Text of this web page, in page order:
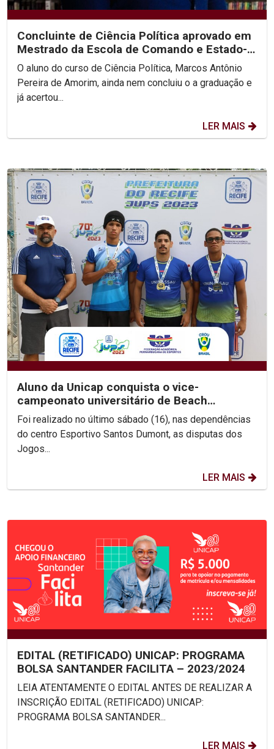
Concluinte de Ciência Política aprovado em
Mestrado da Escola de Comando e Estado-
Maior do Exército
O aluno do curso de Ciência Política, Marcos Antônio
Pereira de Amorim, ainda nem concluiu o a graduação e
já acertou...
LER MAIS
Aluno da Unicap conquista o vice-
campeonato universitário de Beach
Wrestling
Foi realizado no último sábado (16), nas dependências
do centro Esportivo Santos Dumont, as disputas dos
Jogos...
LER MAIS
EDITAL (RETIFICADO) UNICAP: PROGRAMA
BOLSA SANTANDER FACILITA – 2023/2024
LEIA ATENTAMENTE O EDITAL ANTES DE REALIZAR A
INSCRIÇÃO EDITAL (RETIFICADO) UNICAP:
PROGRAMA BOLSA SANTANDER...
LER MAIS